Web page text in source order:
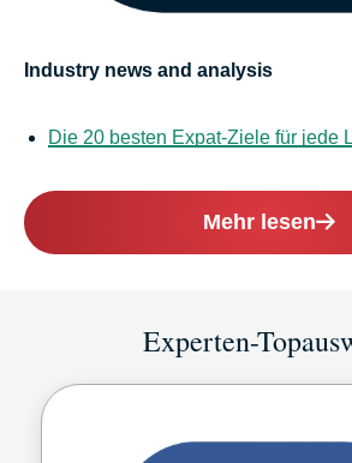
Industry news and analysis
Die 20 besten Expat-Ziele für jede
Mehr lesen
Experten-